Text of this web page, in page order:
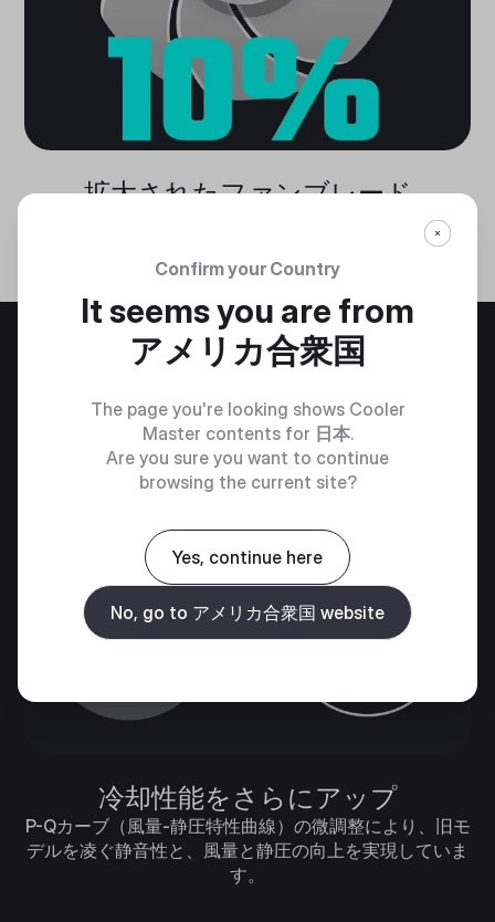
拡大されたファンブレード
エアバランスタイプのファンブレードを10％サイズアッ
冷却性能をさらにアップ
P-Qカーブ（風量-静圧特性曲線）の微調整により、旧モ
デルを凌ぐ静音性と、風量と静圧の向上を実現していま
す。
Confirm your Country
It seems you are from
アメリカ合衆国
The page you're looking shows Cooler
Master contents for 日本.
Are you sure you want to continue
browsing the current site?
Yes, continue here
No, go to アメリカ合衆国 website